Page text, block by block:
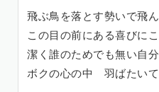
飛ぶ鳥を落とす勢いで飛
この目の前にある喜びに
潔く誰のためでも無い自
ボクの心の中 羽ばたい